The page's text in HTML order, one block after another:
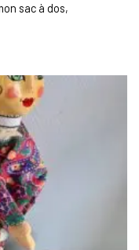
sac à dos,